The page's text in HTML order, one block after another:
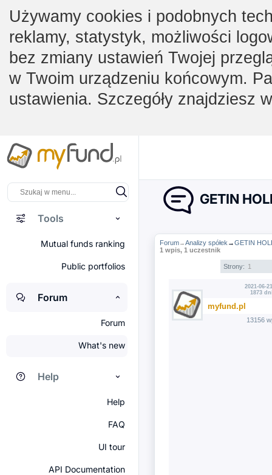
Używamy cookies i podobnych
reklamy, statystyk, możliwości
bez zmiany ustawień Twojej
w Twoim urządzeniu końcowym.
ustawienia. Szczegóły znajdziesz
Tools
Mutual funds ranking
Public portfolios
Forum
Forum
What's new
Help
Help
FAQ
UI tour
API Documentation
GETIN
Forum→Analizy spółek →GETIN
1 wpis, 1 uczestnik
Strony: 1
2021-06-
1873
myfund.pl
13156